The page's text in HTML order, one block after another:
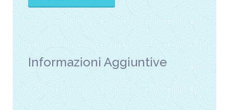
Informazioni Aggiuntive